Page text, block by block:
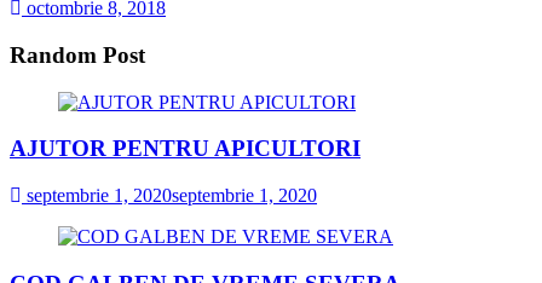
octombrie 8, 2018
Random Post
AJUTOR PENTRU APICULTORI
septembrie 1, 2020septembrie 1, 2020